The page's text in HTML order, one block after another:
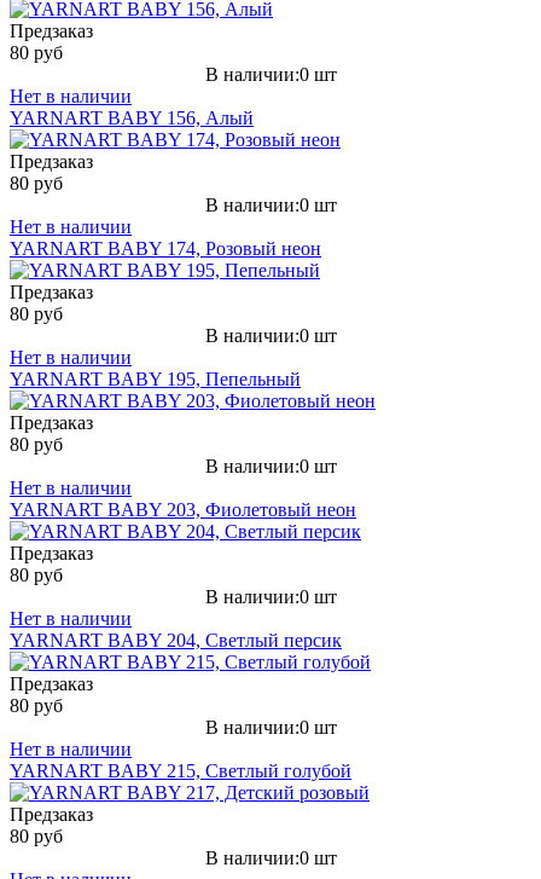
Предзаказ
80 руб
В наличии:0 шт
Нет в наличии
YARNART BABY 156, Алый
Предзаказ
80 руб
В наличии:0 шт
Нет в наличии
YARNART BABY 174, Розовый неон
Предзаказ
80 руб
В наличии:0 шт
Нет в наличии
YARNART BABY 195, Пепельный
Предзаказ
80 руб
В наличии:0 шт
Нет в наличии
YARNART BABY 203, Фиолетовый неон
Предзаказ
80 руб
В наличии:0 шт
Нет в наличии
YARNART BABY 204, Светлый персик
Предзаказ
80 руб
В наличии:0 шт
Нет в наличии
YARNART BABY 215, Светлый голубой
Предзаказ
80 руб
В наличии:0 шт